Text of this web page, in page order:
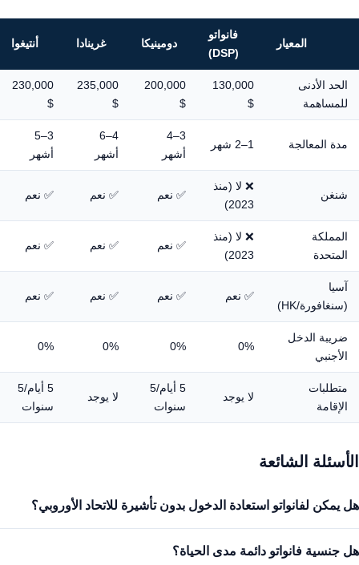
المعيار
فانواتو
(DSP)
دومينيكا غرينادا أنتيغوا
الحد الأدنى
للمساهمة
130,000
$
200,000
$
235,000
$
230,000
$
مدة المعالجة 1–2 شهر
3–4
أشهر
4–6
أشهر
3–5
أشهر
شنغن
❌ لا (منذ
2023)
✅ نعم ✅ نعم ✅ نعم
المملكة
المتحدة
❌ لا (منذ
2023)
✅ نعم ✅ نعم ✅ نعم
آسيا
(سنغافورة/HK)
✅ نعم ✅ نعم ✅ نعم ✅ نعم
ضريبة الدخل
الأجنبي
0%
0%
0%
0%
متطلبات
الإقامة
لا يوجد
5 أيام/5
سنوات
لا يوجد
5 أيام/5
سنوات
الأسئلة الشائعة
هل يمكن لفانواتو استعادة الدخول بدون تأشيرة للاتحاد الأوروبي؟
هل جنسية فانواتو دائمة مدى الحياة؟